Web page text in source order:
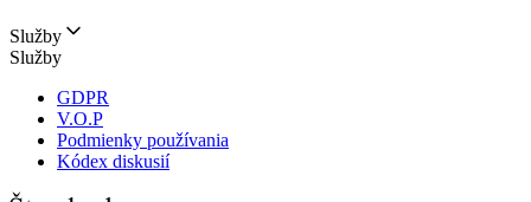
Služby
Služby
GDPR
V.O.P
Podmienky používania
Kódex diskusií